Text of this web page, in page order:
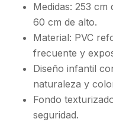
Medidas: 253
60 cm de alto.
Material: PVC
frecuente y
Diseño infantil
naturaleza y
Fondo
seguridad.